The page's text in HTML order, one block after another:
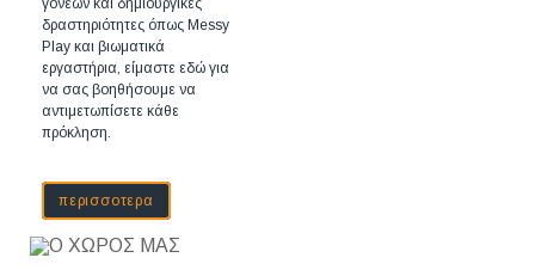
γονέων και δημιουργικές
δραστηριότητες όπως Messy
Play και βιωματικά
εργαστήρια, είμαστε εδώ για
να σας βοηθήσουμε να
αντιμετωπίσετε κάθε
πρόκληση.
περισσοτερα